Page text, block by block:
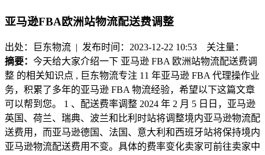
亚马逊FBA欧洲站物流配送费调整
出处：巨东物流 | 发布时间：2023-12-22 10:53 关注量：
摘要： 今天给大家介绍一下 亚马逊 FBA 欧洲站物流配送费调
整 的相关知识点 , 巨东物流专注 11 年亚马逊 FBA 代理操作业
务，积累了多年的亚马逊 FBA 物流经验，希望以下这篇文章
可以帮到您。 1 、配送费率调整 2024 年 2 月 5 日日，亚马逊
英国、荷兰、瑞典、波兰和比利时站将调整境内亚马逊物流配
送费用，而亚马逊德国、法国、意大利和西班牙站将保持境内
亚马逊物流配送费用不变。具体的费率变化卖家可前往卖家中